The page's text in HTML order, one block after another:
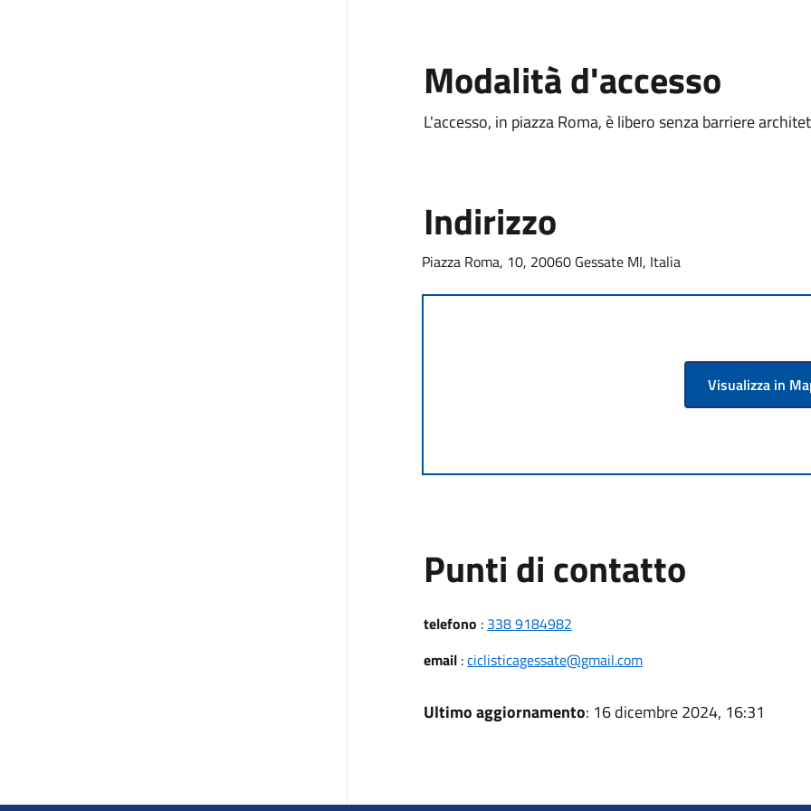
Modalità d'accesso
L'accesso, in piazza Roma, è libero senza barriere
Indirizzo
Piazza Roma, 10, 20060 Gessate MI, Italia
Visualizza in
Punti di contatto
telefono : 338 9184982
email:ciclisticagessate@gmail.com
Ultimo aggiornamento: 16 dicembre 2024, 16:31